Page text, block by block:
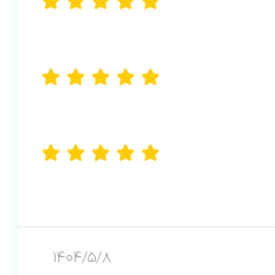
1404/5/8